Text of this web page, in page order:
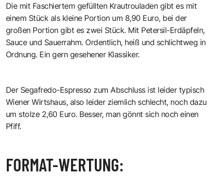
Die mit Faschiertem gefüllten Krautrouladen gibt es mit
einem Stück als kleine Portion um 8,90 Euro, bei der
großen Portion gibt es zwei Stück. Mit Petersil-Erdäpfeln,
Sauce und Sauerrahm. Ordentlich, heiß und schlichtweg in
Ordnung. Ein gern gesehener Klassiker.
Der Segafredo-Espresso zum Abschluss ist leider typisch
Wiener Wirtshaus, also leider ziemlich schlecht, noch dazu
um stolze 2,60 Euro. Besser, man gönnt sich noch einen
Pfiff.
FORMAT-WERTUNG: